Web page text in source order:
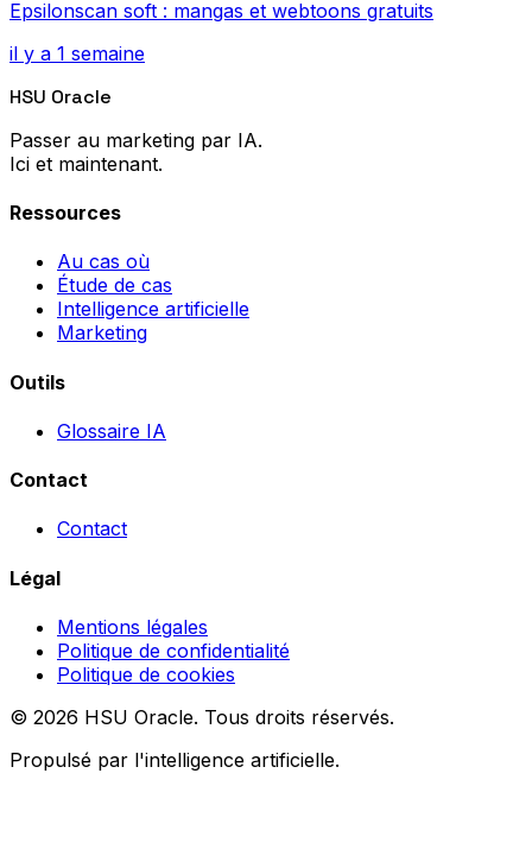
Epsilonscan soft : mangas et webtoons gratuits
il y a 1 semaine
HSU Oracle
Passer au marketing par IA.
Ici et maintenant.
Ressources
Au cas où
Étude de cas
Intelligence artificielle
Marketing
Outils
Glossaire IA
Contact
Contact
Légal
Mentions légales
Politique de confidentialité
Politique de cookies
© 2026 HSU Oracle. Tous droits réservés.
Propulsé par l'intelligence artificielle.